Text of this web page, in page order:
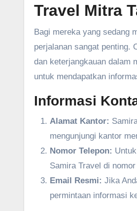
Travel Mitra
Bagi mereka yang sedang
perjalanan sangat penting.
dan keterjangkauan dalam
untuk mendapatkan
Informasi
Alamat Kantor:
mengunjungi kantor
Nomor Telepon:
Samira Travel di
Email Resmi: Jika
permintaan informasi